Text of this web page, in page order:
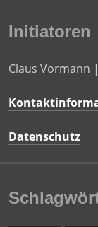
Initiatoren
Claus Vormann
Datenschutz